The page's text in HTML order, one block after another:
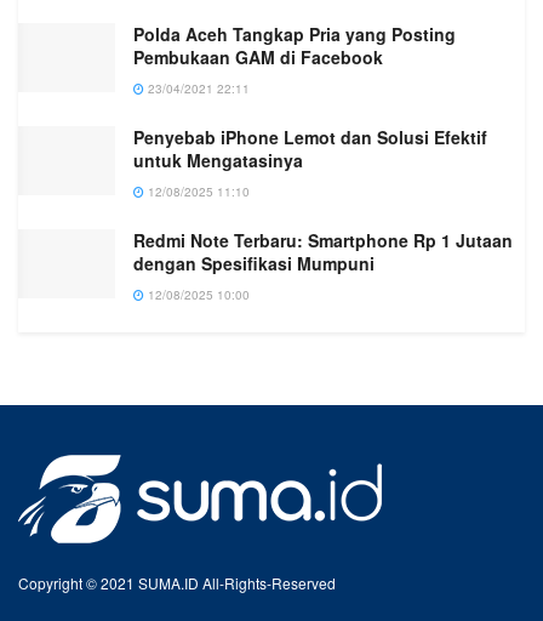
Polda Aceh Tangkap Pria yang Posting
Pembukaan GAM di Facebook
23/04/2021 22:11
Penyebab iPhone Lemot dan Solusi Efektif
untuk Mengatasinya
12/08/2025 11:10
Redmi Note Terbaru: Smartphone Rp 1 Jutaan
dengan Spesifikasi Mumpuni
12/08/2025 10:00
Copyright © 2021 SUMA.ID All-Rights-Reserved